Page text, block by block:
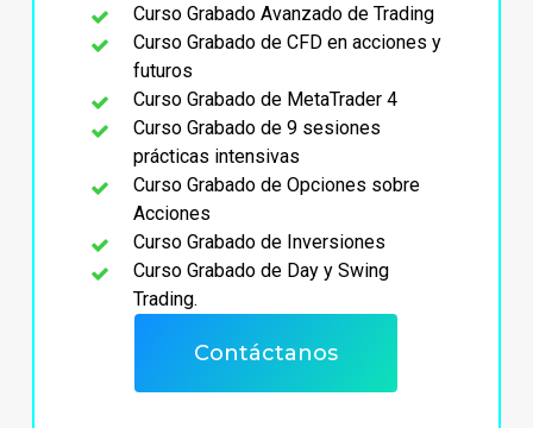
Curso Grabado Avanzado de Trading
Curso Grabado de CFD en acciones y
futuros
Curso Grabado de MetaTrader 4
Curso Grabado de 9 sesiones
prácticas intensivas
Curso Grabado de Opciones sobre
Acciones
Curso Grabado de Inversiones
Curso Grabado de Day y Swing
Trading.
Contáctanos